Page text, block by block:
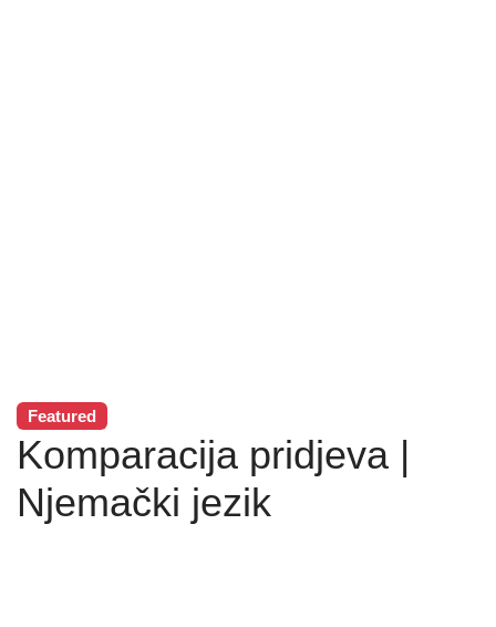
Featured
Komparacija pridjeva |
Njemački jezik